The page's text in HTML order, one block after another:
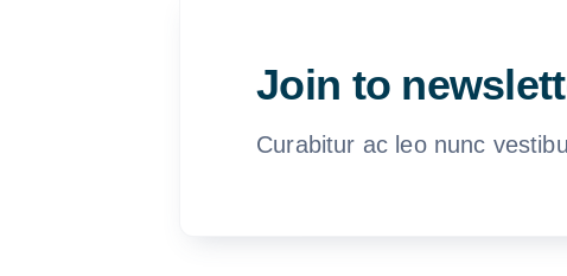
Join to
Curabitur ac leo nunc